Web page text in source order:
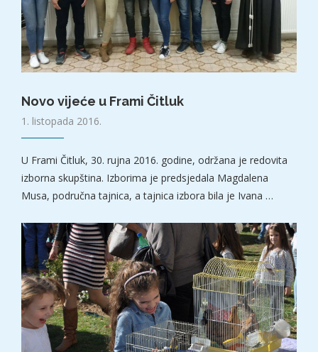
Novo vijeće u Frami Čitluk
1. listopada 2016.
U Frami Čitluk, 30. rujna 2016. godine, održana je redovita
izborna skupština. Izborima je predsjedala Magdalena
Musa, područna tajnica, a tajnica izbora bila je Ivana …